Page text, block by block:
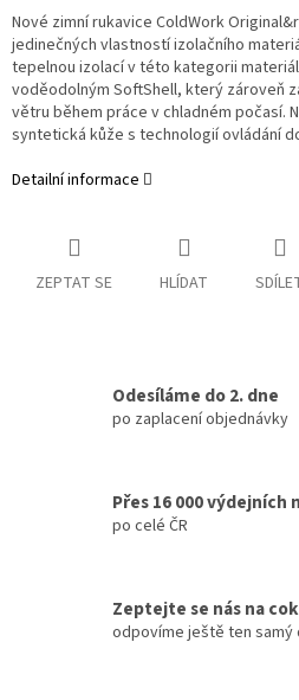
Nové zimní rukavice ColdWork
jedinečných vlastností izolačního
tepelnou izolací v této kategorii
voděodolným SoftShell, který zároveň
větru během práce v chladném počasí.
syntetická kůže s technologií ovládání
Detailní informace
ZEPTAT SE HLÍDAT
Odesíláme do 2. dne
po zaplacení objednávky
Přes 16 000 výdejních
po celé ČR
Zeptejte se nás na
odpovíme ještě ten samý